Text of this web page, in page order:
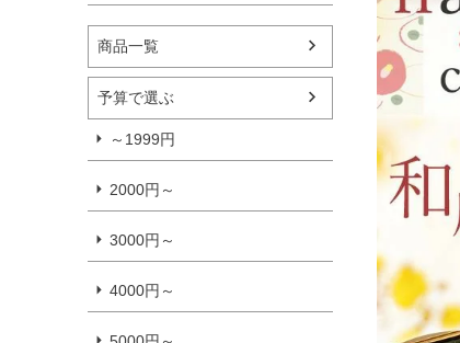
商品一覧
予算で選ぶ
～1999円
2000円～
3000円～
4000円～